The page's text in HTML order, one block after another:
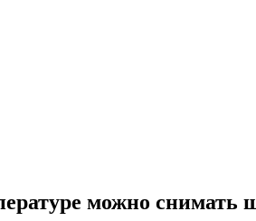
можно снимать